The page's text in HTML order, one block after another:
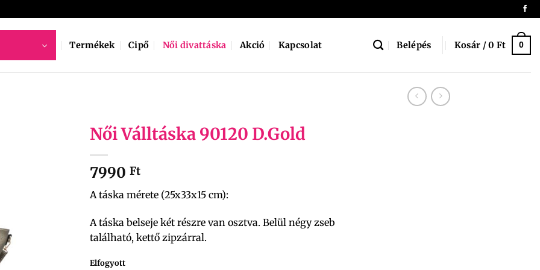
Termékek Cipő Női divattáska Akció Kapcsolat Belépés Kosár /0 Ft 0
Női Válltáska 90120 D.Gold
7990 Ft
A táska mérete (25x33x15 cm):
A táska belseje két részre van osztva. Belül négy zseb
található, kettő zipzárral.
Elfogyott